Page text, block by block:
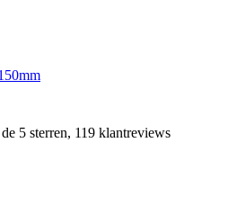
5 sterren, 119 klantreviews